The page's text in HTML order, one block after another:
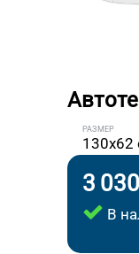
РАЗМЕР
130x62
3
В